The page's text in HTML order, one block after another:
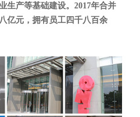
生产等基础建设。2017年合并
亿元，拥有员工四千八百余